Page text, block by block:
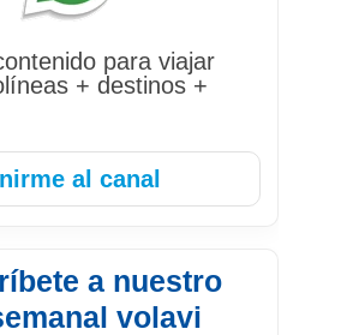
para viajar
+ destinos +
al canal
a nuestro
volavi